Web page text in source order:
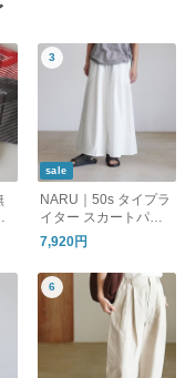
sale
NARU｜50s タイプラ
イター スカートパン
ツ ワイドパンツ イー
ジーパンツ 661905 ナ
ル
7,920円